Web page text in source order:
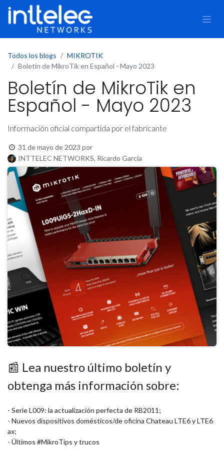
Todos los blogs
MIKROTIK
Boletín de MikroTik en Español - Mayo 2023
Boletín de MikroTik en
Español - Mayo 2023
Información oficial compartida por el fabricante
31 de mayo de 2023 por
INTTELEC NETWORKS, Ricardo Garcia
📰 Lea nuestro último boletín y
obtenga más información sobre:
- Serie L009: la actualización perfecta de RB2011;
- Nuevos dispositivos domésticos/de oficina Chateau LTE6 y LTE6
ax;
- Últimos #MikroTips y trucos